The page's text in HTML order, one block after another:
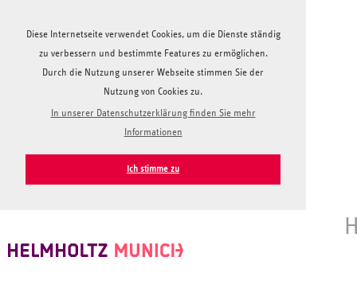
Diese Internetseite verwendet Cookies, um die Dienste ständig
zu verbessern und bestimmte Features zu ermöglichen.
Durch die Nutzung unserer Webseite stimmen Sie der
Nutzung von Cookies zu.
In unserer Datenschutzerklärung finden Sie mehr
Informationen
Ich stimme zu